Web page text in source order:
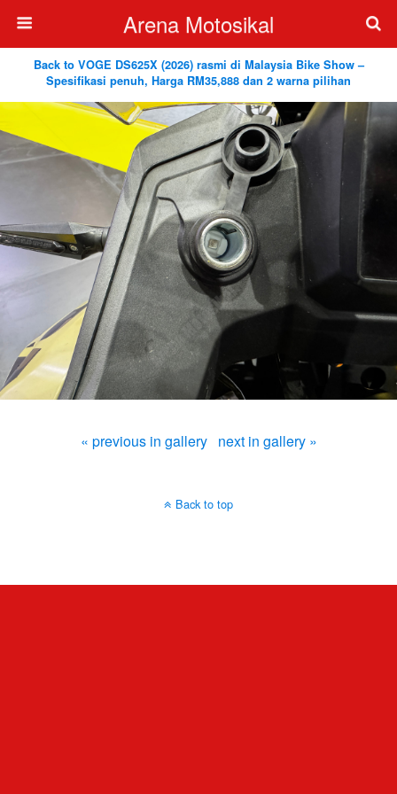
Arena Motosikal
Back to VOGE DS625X (2026) rasmi di Malaysia Bike Show –
Spesifikasi penuh, Harga RM35,888 dan 2 warna pilihan
« previous in gallery next in gallery »
Back to top